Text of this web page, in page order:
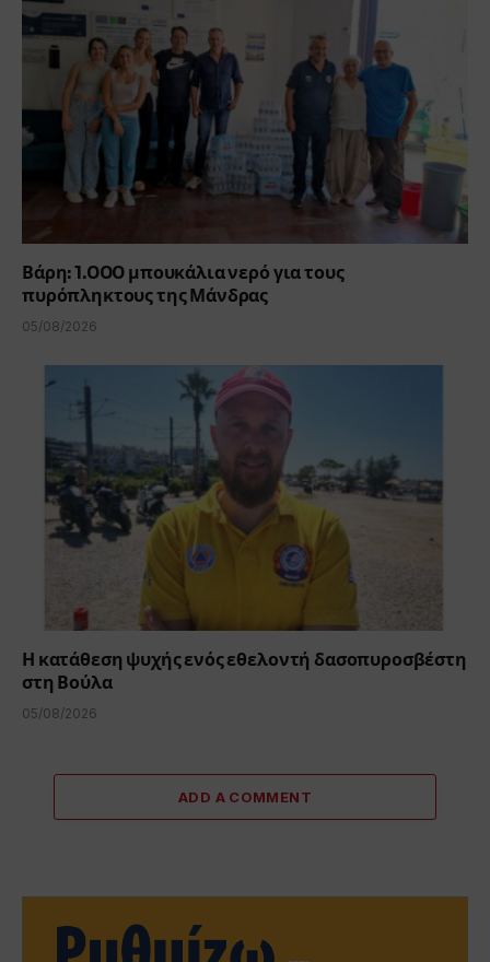
Βάρη: 1.000 μπουκάλια νερό για τους
πυρόπληκτους της Μάνδρας
05/08/2026
Η κατάθεση ψυχής ενός εθελοντή δασοπυροσβέστη
στη Βούλα
05/08/2026
ADD A COMMENT